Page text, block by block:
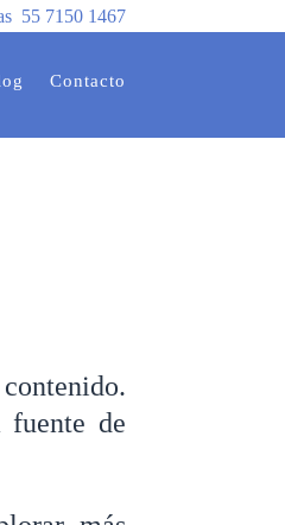
Contacto
55 7150 1467
fuente de